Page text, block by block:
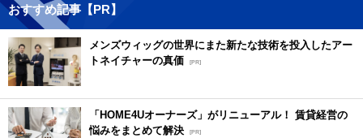
おすすめ記事【PR】
メンズウィッグの世界にまた新たな技術を投入したアー
トネイチャーの真価 [PR]
「HOME4Uオーナーズ」がリニューアル！ 賃貸経営の
悩みをまとめて解決 [PR]